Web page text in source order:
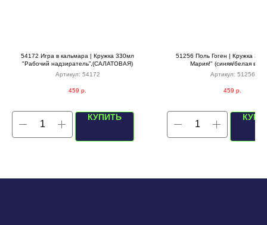
54172 Игра в кальмара | Кружка 330мл
"Рабочий надзиратель”,(САЛАТОВАЯ)
Артикул: 54172
459 р.
КУПИТЬ
51256 Поль Гоген | Кружка
Мария!" (синяя/белая
Артикул: 51256
459 р.